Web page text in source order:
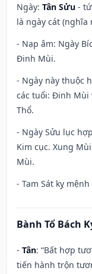
Ngày: Tân Sửu -
là ngày cát (nghĩa
- Nạp âm: Ngày
Đinh Mùi.
- Ngày này thuộc
các tuổi: Đinh Mùi
Thổ.
- Ngày Sửu lục
Kim cục. Xung
Mùi.
- Tam Sát kỵ
Bành Tổ Bách
- Tân: “Bất hợp
tiến hành trộn